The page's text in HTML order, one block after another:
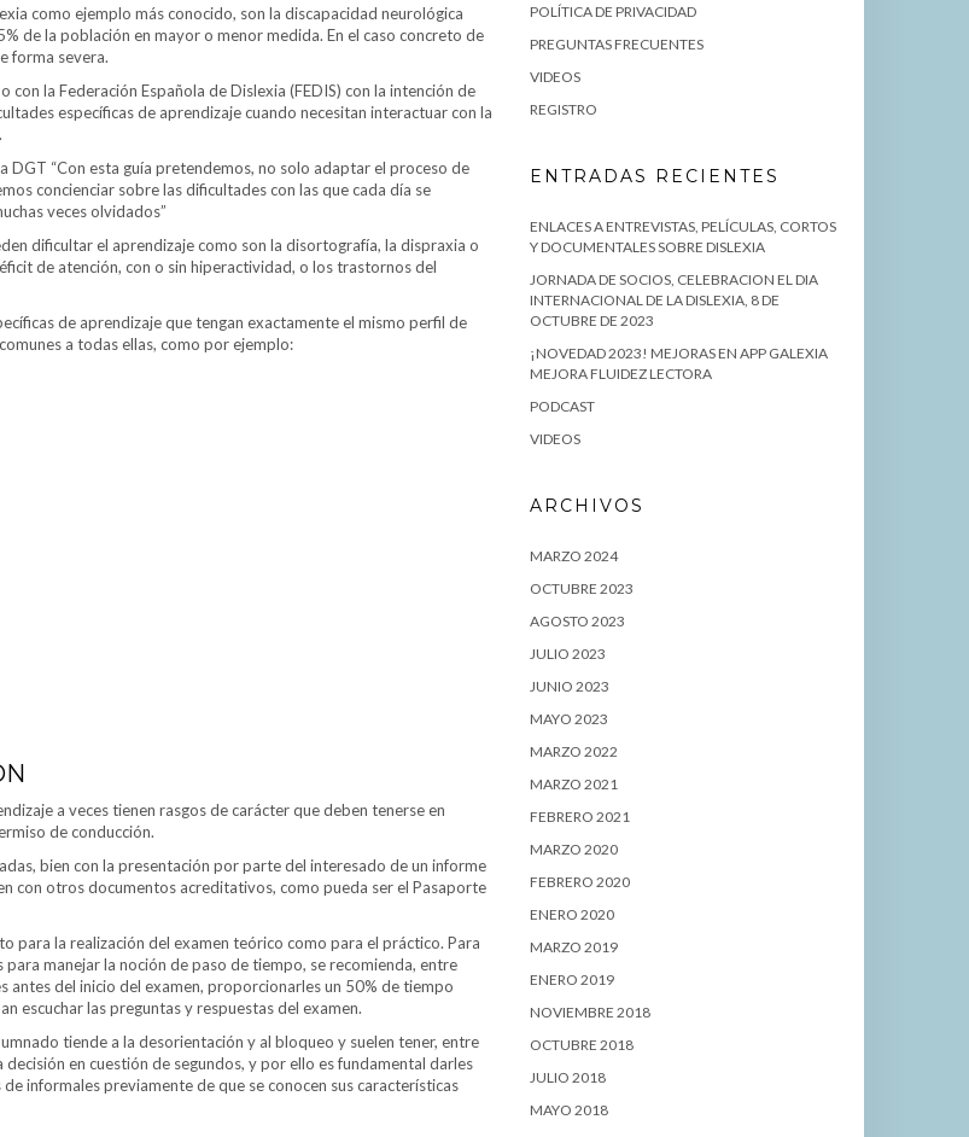
como ejemplo más conocido, son la discapacidad neurológica
de la población en mayor o menor medida. En el caso concreto de
forma severa.
la Federación Española de Dislexia (FEDIS) con la intención de
específicas de aprendizaje cuando necesitan interactuar con la
DGT “Con esta guía pretendemos, no solo adaptar el proceso de
concienciar sobre las dificultades con las que cada día se
veces olvidados”
dificultar el aprendizaje como son la disortografía, la dispraxia o
de atención, con o sin hiperactividad, o los trastornos del
de aprendizaje que tengan exactamente el mismo perfil de
a todas ellas, como por ejemplo:
a veces tienen rasgos de carácter que deben tenerse en
de conducción.
bien con la presentación por parte del interesado de un informe
con otros documentos acreditativos, como pueda ser el Pasaporte
para la realización del examen teórico como para el práctico. Para
manejar la noción de paso de tiempo, se recomienda, entre
antes del inicio del examen, proporcionarles un 50% de tiempo
escuchar las preguntas y respuestas del examen.
tiende a la desorientación y al bloqueo y suelen tener, entre
en cuestión de segundos, y por ello es fundamental darles
informales previamente de que se conocen sus características
POLÍTICA DE PRIVACIDAD
PREGUNTAS FRECUENTES
VIDEOS
REGISTRO
ENTRADAS RECIENTES
ENLACES A ENTREVISTAS, PELÍCULAS, CORTOS
Y DOCUMENTALES SOBRE DISLEXIA
JORNADA DE SOCIOS, CELEBRACION EL DIA
INTERNACIONAL DE LA DISLEXIA, 8 DE
OCTUBRE DE 2023
¡NOVEDAD 2023! MEJORAS EN APP GALEXIA
MEJORA FLUIDEZ LECTORA
PODCAST
VIDEOS
ARCHIVOS
MARZO 2024
OCTUBRE 2023
AGOSTO 2023
JULIO 2023
JUNIO 2023
MAYO 2023
MARZO 2022
MARZO 2021
FEBRERO 2021
MARZO 2020
FEBRERO 2020
ENERO 2020
MARZO 2019
ENERO 2019
NOVIEMBRE 2018
OCTUBRE 2018
JULIO 2018
MAYO 2018